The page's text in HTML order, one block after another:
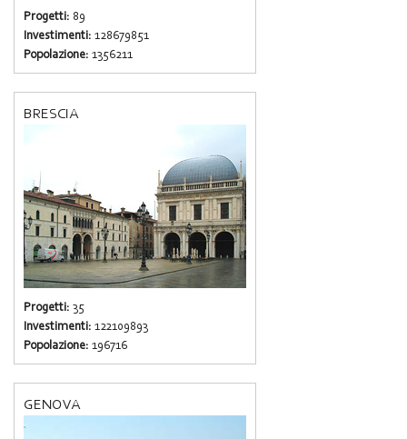
Progetti: 89
Investimenti: 128679851
Popolazione: 1356211
BRESCIA
Progetti: 35
Investimenti: 122109893
Popolazione: 196716
GENOVA